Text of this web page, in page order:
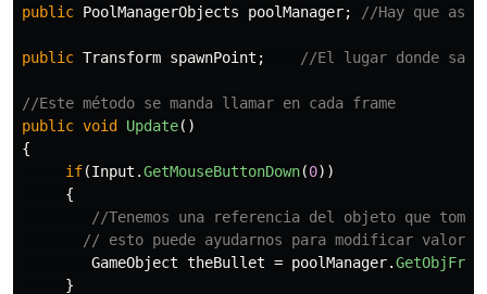
public PoolManagerObjects poolManager; //Hay que
public Transform spawnPoint ; //El lugar donde
//Este método se manda llamar en cada frame
public void Update()
{
if(Input .GetMouseButtonDown(0))
{
//Tenemos una referencia del objeto que
// esto puede ayudarnos para modificar
GameObject theBullet = poolManager.
}